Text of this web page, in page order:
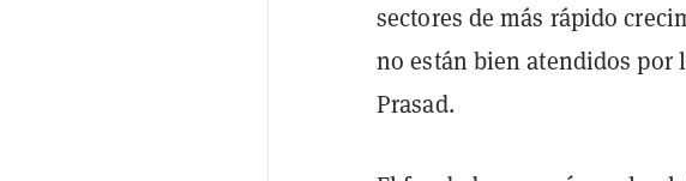
sectores de más rápido
no están bien atendidos por
Prasad.